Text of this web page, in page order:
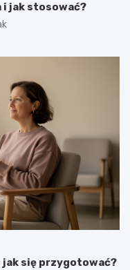
i jak stosować?
się przygotować?